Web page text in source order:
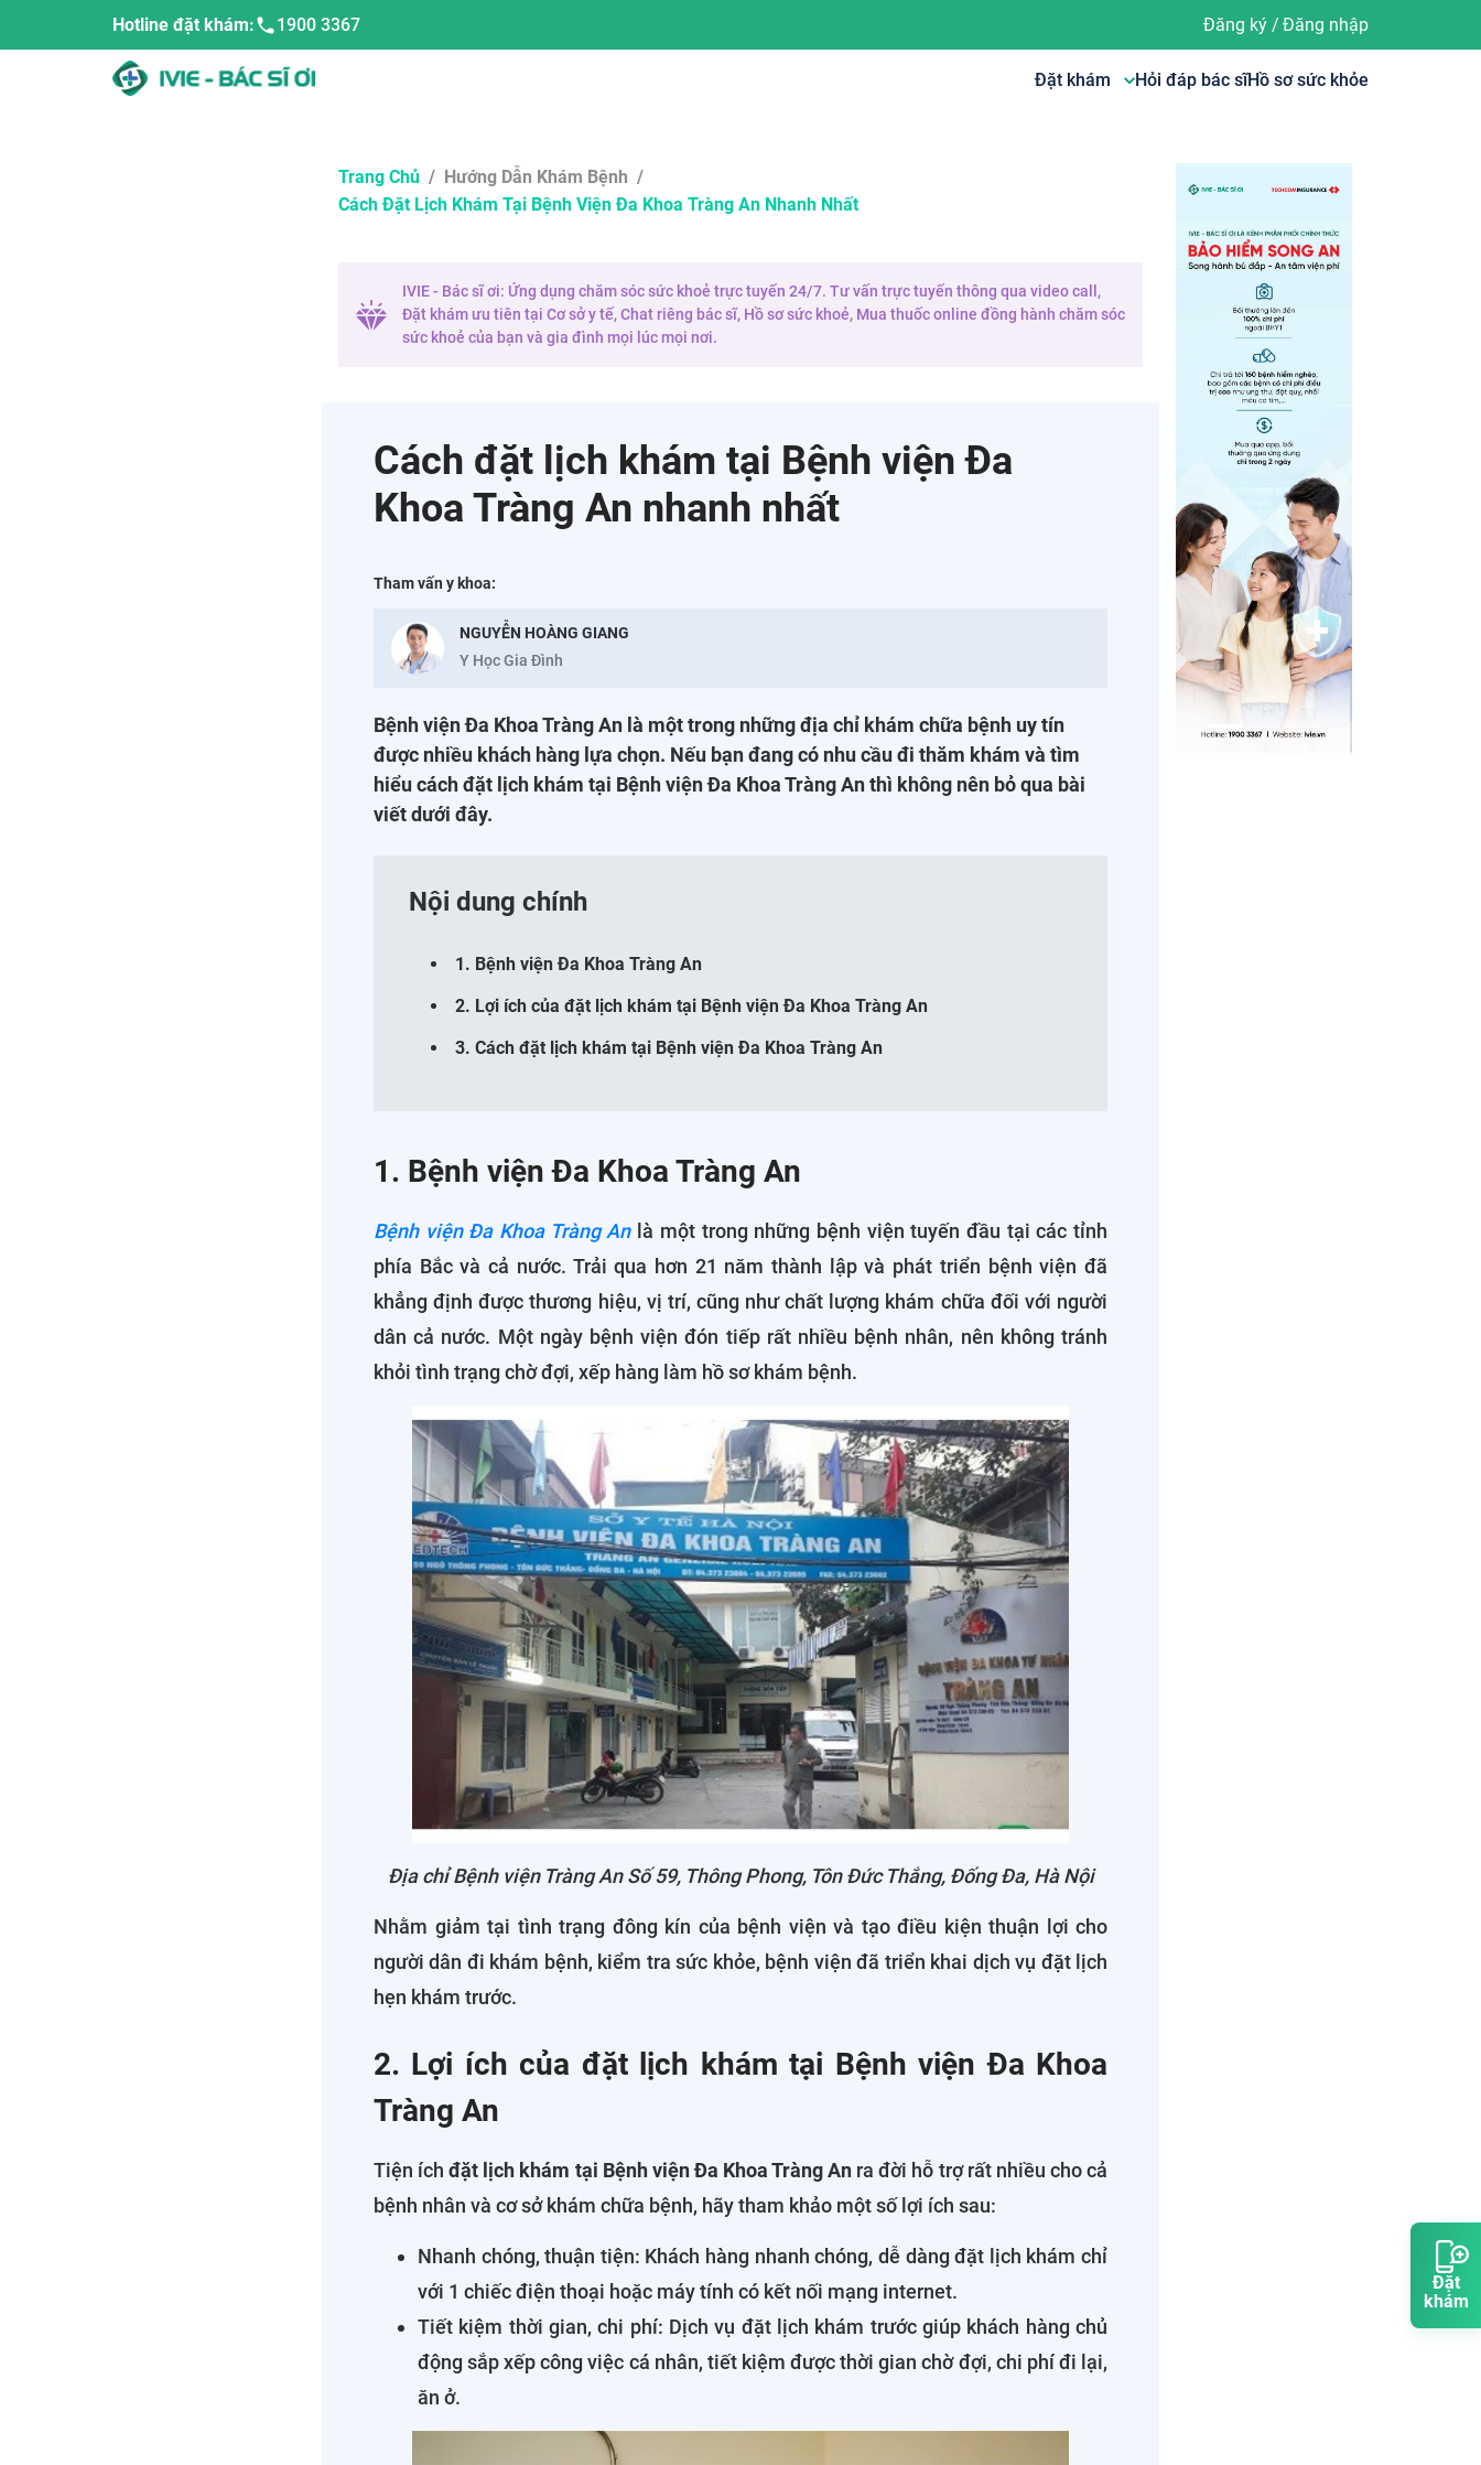
Đặt
khám
Hotline đặt khám: 1900 3367 Đăng ký/ Đăng nhập
Đặt khám Hỏi đáp bác sĩHồ sơ sức khỏe
Trang Chủ / Hướng Dẫn Khám Bệnh /
Cách Đặt Lịch Khám Tại Bệnh Viện Đa Khoa Tràng An Nhanh Nhất
IVIE - Bác sĩ ơi: Ứng dụng chăm sóc sức khoẻ trực tuyến 24/7. Tư vấn trực tuyến thông qua video call,
Đặt khám ưu tiên tại Cơ sở y tế, Chat riêng bác sĩ, Hồ sơ sức khoẻ, Mua thuốc online đồng hành chăm sóc
sức khoẻ của bạn và gia đình mọi lúc mọi nơi.
Cách đặt lịch khám tại Bệnh viện Đa
Khoa Tràng An nhanh nhất
Tham vấn y khoa:
NGUYỄN HOÀNG GIANG
Y Học Gia Đình
Bệnh viện Đa Khoa Tràng An là một trong những địa chỉ khám chữa bệnh uy tín
được nhiều khách hàng lựa chọn. Nếu bạn đang có nhu cầu đi thăm khám và tìm
hiểu cách đặt lịch khám tại Bệnh viện Đa Khoa Tràng An thì không nên bỏ qua bài
viết dưới đây.
Nội dung chính
1. Bệnh viện Đa Khoa Tràng An
2. Lợi ích của đặt lịch khám tại Bệnh viện Đa Khoa Tràng An
3. Cách đặt lịch khám tại Bệnh viện Đa Khoa Tràng An
1. Bệnh viện Đa Khoa Tràng An
Bệnh viện Đa Khoa Tràng Anlà một trong những bệnh viện tuyến đầu tại các tỉnh
phía Bắc và cả nước. Trải qua hơn 21 năm thành lập và phát triển bệnh viện đã
khẳng định được thương hiệu, vị trí, cũng như chất lượng khám chữa đối với người
dân cả nước. Một ngày bệnh viện đón tiếp rất nhiều bệnh nhân, nên không tránh
khỏi tình trạng chờ đợi, xếp hàng làm hồ sơ khám bệnh.
Địa chỉ Bệnh viện Tràng An Số 59, Thông Phong, Tôn Đức Thắng, Đống Đa, Hà Nội
Nhằm giảm tại tình trạng đông kín của bệnh viện và tạo điều kiện thuận lợi cho
người dân đi khám bệnh, kiểm tra sức khỏe, bệnh viện đã triển khai dịch vụ đặt lịch
hẹn khám trước.
2. Lợi ích của đặt lịch khám tại Bệnh viện Đa Khoa
Tràng An
Tiện íchđặt lịch khám tại Bệnh viện Đa Khoa Tràng An ra đời hỗ trợ rất nhiều cho cả
bệnh nhân và cơ sở khám chữa bệnh, hãy tham khảo một số lợi ích sau:
Nhanh chóng, thuận tiện: Khách hàng nhanh chóng, dễ dàng đặt lịch khám chỉ
với 1 chiếc điện thoại hoặc máy tính có kết nối mạng internet.
Tiết kiệm thời gian, chi phí: Dịch vụ đặt lịch khám trước giúp khách hàng chủ
động sắp xếp công việc cá nhân, tiết kiệm được thời gian chờ đợi, chi phí đi lại,
ăn ở.